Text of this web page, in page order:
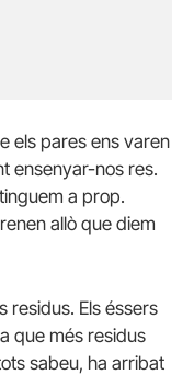
els pares ens varen
ensenyar-nos res.
a prop.
allò que diem
residus. Els éssers
que més residus
sabeu, ha arribat